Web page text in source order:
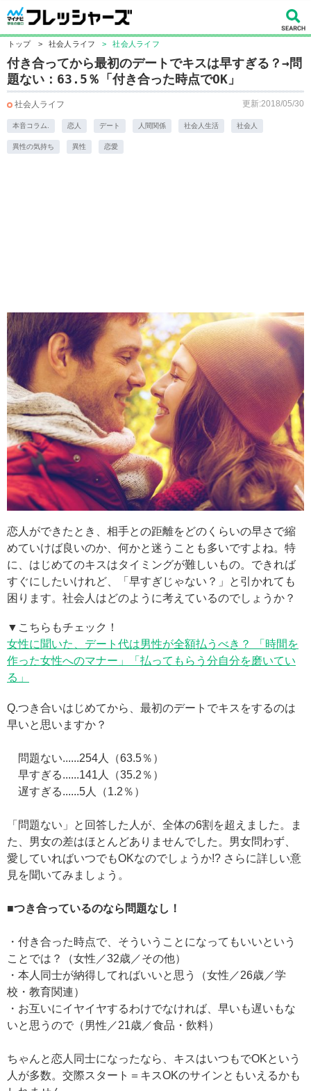
トップ > 社会人ライフ > 社会人ライフ
付き合ってから最初のデートでキスは早すぎる？→問
題ない：63.5％「付き合った時点でOK」
社会人ライフ 更新:2018/05/30
本音コラム. 恋人 デート 人間関係 社会人生活 社会人
異性の気持ち 異性 恋愛
恋人ができたとき、相手との距離をどのくらいの早さで縮
めていけば良いのか、何かと迷うことも多いですよね。特
に、はじめてのキスはタイミングが難しいもの。できれば
すぐにしたいけれど、「早すぎじゃない？」と引かれても
困ります。社会人はどのように考えているのでしょうか？
▼こちらもチェック！
女性に聞いた、デート代は男性が全額払うべき？ 「時間を
作った女性へのマナー」「払ってもらう分自分を磨いてい
る」
Q.つき合いはじめてから、最初のデートでキスをするのは
早いと思いますか？
問題ない......254人（63.5％）
早すぎる......141人（35.2％）
遅すぎる......5人（1.2％）
「問題ない」と回答した人が、全体の6割を超えました。ま
た、男女の差はほとんどありませんでした。男女問わず、
愛していればいつでもOKなのでしょうか!? さらに詳しい意
見を聞いてみましょう。
■つき合っているのなら問題なし！
・付き合った時点で、そういうことになってもいいという
ことでは？（女性／32歳／その他）
・本人同士が納得してればいいと思う（女性／26歳／学
校・教育関連）
・お互いにイヤイヤするわけでなければ、早いも遅いもな
いと思うので（男性／21歳／食品・飲料）
ちゃんと恋人同士になったなら、キスはいつもでOKという
人が多数。交際スタート＝キスOKのサインともいえるかも